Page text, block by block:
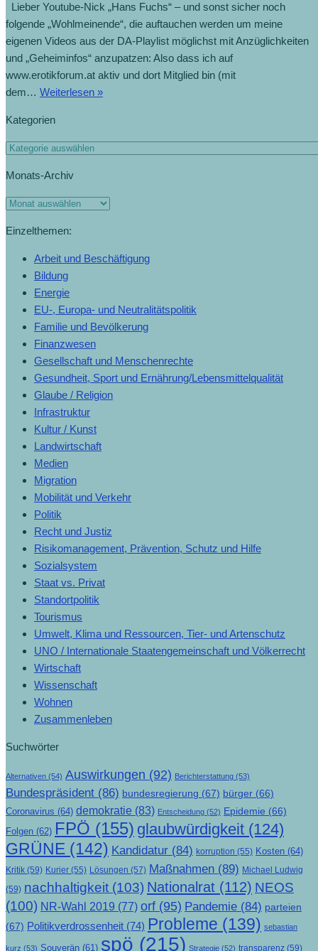
Lieber Youtube-Nick „Hans Fuchs“ – und sonst sicher noch
folgende „Wohlmeinende“, die auftauchen werden um meine
eigenen Videos aus der DA-Playlist möglichst mit Anzüglichkeiten
und „Geheiminfos“ anzupatzen: Also dass ich auf
www.erotikforum.at aktiv und dort Mitglied bin (mit
dem… Weiterlesen »„Ich
weiß
weißt!“
Kategorien
Kategorien
Monats-Archiv
Monats-
Einzelthemen:
Arbeit und Beschäftigung
Bildung
Energie
EU-, Europa- und Neutralitätspolitik
Familie und Bevölkerung
Finanzwesen
Gesellschaft und Menschenrechte
Gesundheit, Sport und Ernährung/Lebensmittelqualität
Glaube / Religion
Infrastruktur
Kultur / Kunst
Landwirtschaft
Medien
Migration
Mobilität und Verkehr
Politik
Recht und Justiz
Risikomanagement, Prävention, Schutz und Hilfe
Sozialsystem
Staat vs. Privat
Standortpolitik
Tourismus
Umwelt, Klima und Ressourcen, Tier- und Artenschutz
UNO / Internationale Staatengemeinschaft und Völkerrecht
Wirtschaft
Wissenschaft
Wohnen
Zusammenleben
Suchwörter
Alternativen (54) Auswirkungen (92) Berichterstattung (53)
Bundespräsident (86) bundesregierung (67) bürger (66)
Coronavirus (64) demokratie (83) Entscheidung (52) Epidemie (66)
Folgen (62) FPÖ (155) glaubwürdigkeit (124)
GRÜNE (142) Kandidatur (84) korruption (55) Kosten (64)
Kritik (59) Kurier (55) Lösungen (57) Maßnahmen (89) Michael Ludwig
(59) nachhaltigkeit (103) Nationalrat (112) NEOS
(100) NR-Wahl 2019 (77) orf (95) Pandemie (84) parteien
(67) Politikverdrossenheit (74) Probleme (139) sebastian
kurz (53) Souverän (61) spö (215) Strategie (52) transparenz (59)